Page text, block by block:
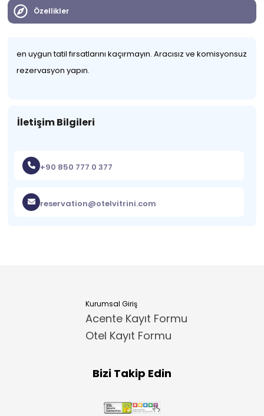
Özellikler
en uygun tatil fırsatlarını kaçırmayın. Aracısız ve komisyonsuz
rezervasyon yapın.
İletişim Bilgileri
+90 850 777 0 377
reservation@otelvitrini.com
Kurumsal Giriş
Acente Kayıt Formu
Otel Kayıt Formu
Bizi Takip Edin